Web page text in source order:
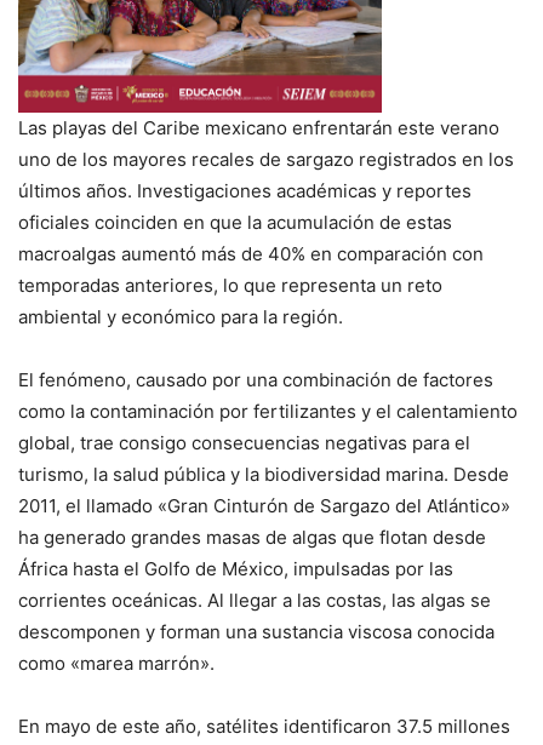
Las playas del Caribe mexicano enfrentarán este verano
uno de los mayores recales de sargazo registrados en los
últimos años. Investigaciones académicas y reportes
oficiales coinciden en que la acumulación de estas
macroalgas aumentó más de 40% en comparación con
temporadas anteriores, lo que representa un reto
ambiental y económico para la región.
El fenómeno, causado por una combinación de factores
como la contaminación por fertilizantes y el calentamiento
global, trae consigo consecuencias negativas para el
turismo, la salud pública y la biodiversidad marina. Desde
2011, el llamado «Gran Cinturón de Sargazo del Atlántico»
ha generado grandes masas de algas que flotan desde
África hasta el Golfo de México, impulsadas por las
corrientes oceánicas. Al llegar a las costas, las algas se
descomponen y forman una sustancia viscosa conocida
como «marea marrón».
En mayo de este año, satélites identificaron 37.5 millones